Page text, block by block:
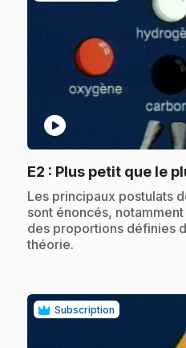
play_circle
E2 : Plus petit que le
.Les principaux postulats
sont énoncés,
des proportions définies
théorie.
Subscription